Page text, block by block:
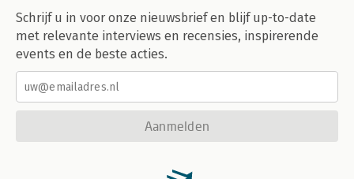
Schrijf u in voor onze nieuwsbrief en blijf up-to-date
met relevante interviews en recensies, inspirerende
events en de beste acties.
Aanmelden